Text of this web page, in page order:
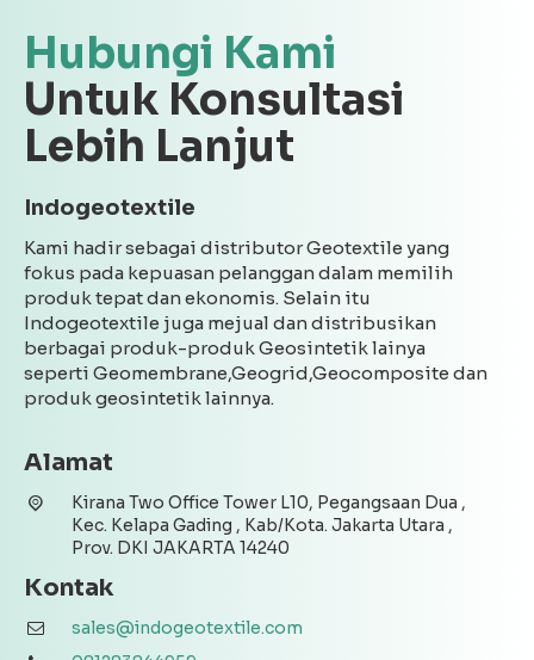
Hubungi Kami
Untuk Konsultasi
Lebih Lanjut
Indogeotextile
Kami hadir sebagai distributor Geotextile yang
fokus pada kepuasan pelanggan dalam memilih
produk tepat dan ekonomis. Selain itu
Indogeotextile juga mejual dan distribusikan
berbagai produk-produk Geosintetik lainya
seperti Geomembrane,Geogrid,Geocomposite dan
produk geosintetik lainnya.
Alamat
Kirana Two Office Tower L10, Pegangsaan Dua ,
Kec. Kelapa Gading , Kab/Kota. Jakarta Utara ,
Prov. DKI JAKARTA 14240
Kontak
sales@indogeotextile.com